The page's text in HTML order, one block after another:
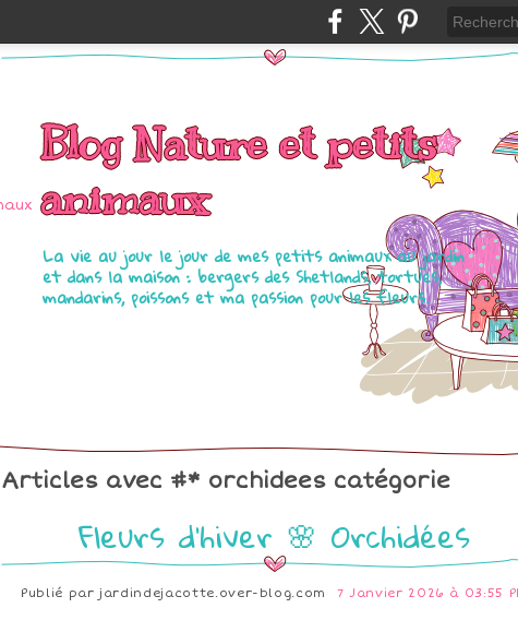
Blog Nature et petits
animaux
La vie au jour le jour de mes petits animaux au jardin
et dans la maison : bergers des Shetlands, tortues,
mandarins, poissons et ma passion pour les fleurs.
Articles avec #* orchidees catégorie
Fleurs d'hiver 🌸 Orchidées
Publié parjardindejacotte.over-blog.com 7 Janvier 2026 à 03:55